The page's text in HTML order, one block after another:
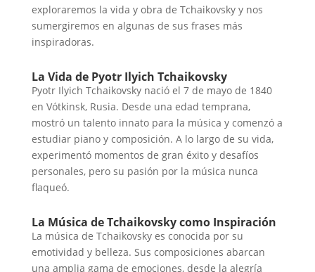
exploraremos la vida y obra de Tchaikovsky y nos
sumergiremos en algunas de sus frases más
inspiradoras.
La Vida de Pyotr Ilyich Tchaikovsky
Pyotr Ilyich Tchaikovsky nació el 7 de mayo de 1840
en Vótkinsk, Rusia. Desde una edad temprana,
mostró un talento innato para la música y comenzó a
estudiar piano y composición. A lo largo de su vida,
experimentó momentos de gran éxito y desafíos
personales, pero su pasión por la música nunca
flaqueó.
La Música de Tchaikovsky como Inspiración
La música de Tchaikovsky es conocida por su
emotividad y belleza. Sus composiciones abarcan
una amplia gama de emociones, desde la alegría